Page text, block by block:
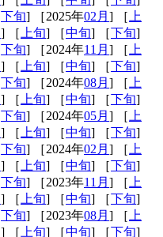
下旬] ［2025年02月 ] ［ 上
] ［ 上旬] ［中旬] ［下旬]
下旬] ［2024年11月 ] ［ 上
] ［ 上旬] ［中旬] ［下旬]
下旬] ［2024年08月 ] ［ 上
] ［ 上旬] ［中旬] ［下旬]
下旬] ［2024年05月 ] ［ 上
] ［ 上旬] ［中旬] ［下旬]
下旬] ［2024年02月 ] ［ 上
] ［ 上旬] ［中旬] ［下旬]
下旬] ［2023年11月 ] ［ 上
] ［ 上旬] ［中旬] ［下旬]
下旬] ［2023年08月 ] ［ 上
] ［ 上旬] ［中旬] ［下旬]